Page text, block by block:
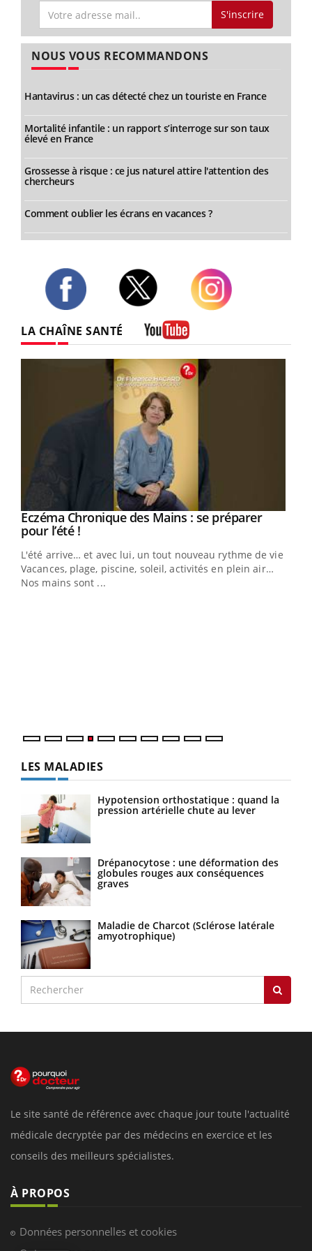
S'inscrire
NOUS VOUS RECOMMANDONS
Hantavirus : un cas détecté chez un touriste en France
Mortalité infantile : un rapport s’interroge sur son taux
élevé en France
Grossesse à risque : ce jus naturel attire l'attention des
chercheurs
Comment oublier les écrans en vacances ?
LA CHAÎNE SANTÉ
Youtube
Eczéma Chronique des Mains : se préparer
pour l’été !Youtube
L'été arrive… et avec lui, un tout nouveau rythme de vie !
Vacances, plage, piscine, soleil, activités en plein air…
Nos mains sont ...
LES MALADIES
Hypotension orthostatique : quand la
pression artérielle chute au lever
Drépanocytose : une déformation des
globules rouges aux conséquences
graves
Maladie de Charcot (Sclérose latérale
amyotrophique)
Le site santé de référence avec chaque jour toute l'actualité
médicale decryptée par des médecins en exercice et les
conseils des meilleurs spécialistes.
À PROPOS
Données personnelles et cookies